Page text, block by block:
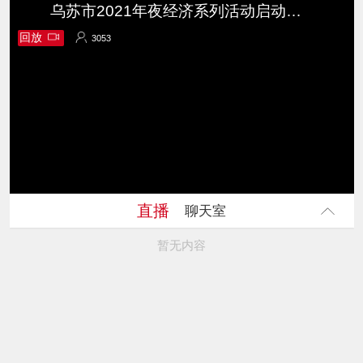
回放 3053
乌苏市2021年夜经济系列活动启动仪式
直播 聊天室
暂无内容